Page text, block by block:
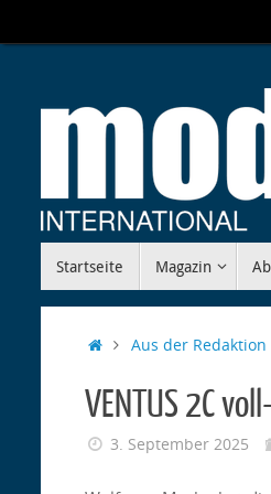
Inhalt
Inhalt
Startseite Magazin
StartAus der Redaktion
VENTUS 2C
3. September 2025